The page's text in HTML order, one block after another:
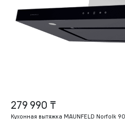
279 990 ₸
Кухонная вытяжка MAUNFELD Norfolk